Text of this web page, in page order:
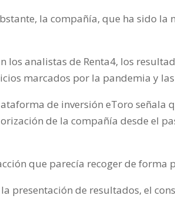
la compañía, que ha sido la
los analistas de Renta4, los
marcados por la pandemia y
de inversión eToro señala
de la compañía desde el
que parecía recoger de
presentación de resultados, el